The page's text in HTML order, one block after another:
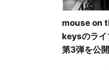
mouse on
keysのライ
第3弾を公開